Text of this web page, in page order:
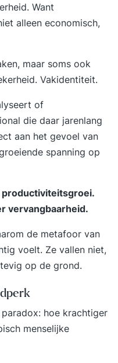
Want
alleen economisch,
maar soms ook
Vakidentiteit.
of
die daar jarenlang
aan het gevoel van
spanning op
productiviteitsgroei.
vervangbaarheid.
de metafoor van
voelt. Ze vallen niet,
op de grond.
hoe krachtiger
menselijke